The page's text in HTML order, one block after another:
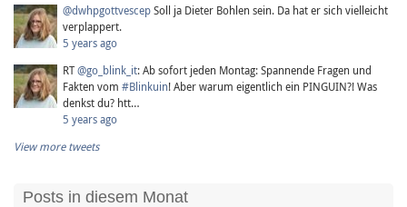
@dwhpgottvescepSoll ja Dieter Bohlen sein. Da hat er sich vielleicht
verplappert.
5 years ago
RT@go_blink_it: Ab sofort jeden Montag: Spannende Fragen und
Fakten vom #Blinkuin! Aber warum eigentlich ein PINGUIN?! Was
denkst du? htt…
5 years ago
View more tweets
Posts in diesem Monat